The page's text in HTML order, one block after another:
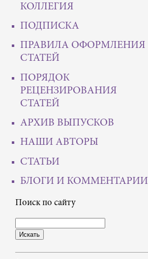
КОЛЛЕГИЯ
ПОДПИСКА
ПРАВИЛА ОФОРМЛЕНИЯ
СТАТЕЙ
ПОРЯДОК
РЕЦЕНЗИРОВАНИЯ
СТАТЕЙ
АРХИВ ВЫПУСКОВ
НАШИ АВТОРЫ
СТАТЬИ
БЛОГИ И КОММЕНТАРИИ
Поиск по сайту